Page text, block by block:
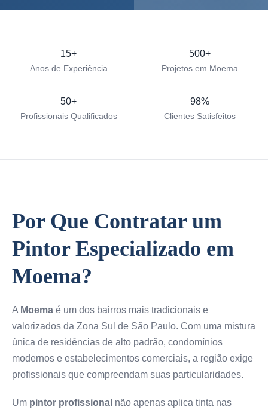
15+
Anos de Experiência
500+
Projetos em Moema
50+
Profissionais Qualificados
98%
Clientes Satisfeitos
Por Que Contratar um
Pintor Especializado em
Moema?
A Moema é um dos bairros mais tradicionais e
valorizados da Zona Sul de São Paulo. Com uma mistura
única de residências de alto padrão, condomínios
modernos e estabelecimentos comerciais, a região exige
profissionais que compreendam suas particularidades.
Um pintor profissional não apenas aplica tinta nas